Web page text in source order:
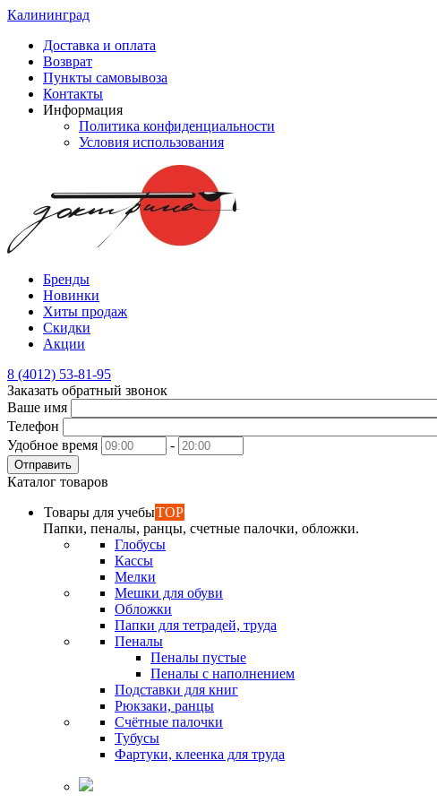
Калининград
Доставка и оплата
Возврат
Пункты самовывоза
Контакты
Информация
Политика конфиденциальности
Условия использования
Бренды
Новинки
Хиты продаж
Скидки
Акции
8 (4012) 53-81-95
Заказать обратный звонок
Ваше имя
Телефон
Удобное время
-
Отправить
Каталог товаров
Товары для учебыTOP
Папки, пеналы, ранцы, счетные палочки, обложки.
Глобусы
Кассы
Мелки
Мешки для обуви
Обложки
Папки для тетрадей, труда
Пеналы
Пеналы пустые
Пеналы с наполнением
Подставки для книг
Рюкзаки, ранцы
Счётные палочки
Тубусы
Фартуки, клеенка для труда